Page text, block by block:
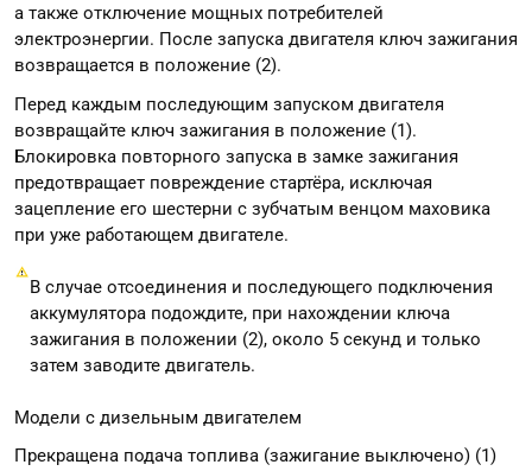
а также отключение мощных потребителей
электроэнергии. После запуска двигателя ключ зажигания
возвращается в положение (2).
Перед каждым последующим запуском двигателя
возвращайте ключ зажигания в положение (1).
Блокировка повторного запуска в замке зажигания
предотвращает повреждение стартёра, исключая
зацепление его шестерни с зубчатым венцом маховика
при уже работающем двигателе.
В случае отсоединения и последующего подключения
аккумулятора подождите, при нахождении ключа
зажигания в положении (2), около 5 секунд и только
затем заводите двигатель.
Модели с дизельным двигателем
Прекращена подача топлива (зажигание выключено) (1)